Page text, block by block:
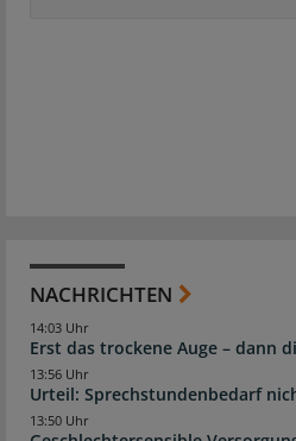
NACHRICHTEN
Erst das trockene Auge – dann
14:03 Uhr
Urteil: Sprechstundenbedarf
13:56 Uhr
13:50 Uhr